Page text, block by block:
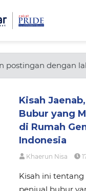
postingan dengan
Kisah
Bubur yang
di Rumah
Indonesia
Khaerun Nisa
Kisah ini
penjual bubur